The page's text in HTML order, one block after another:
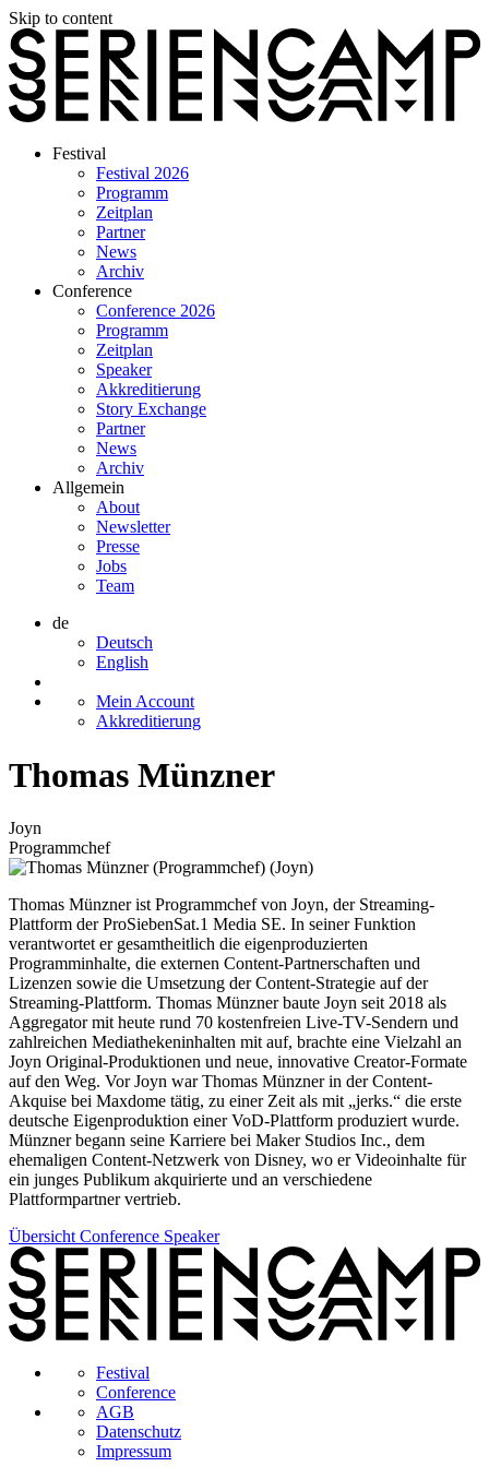
Skip to content
Festival
Festival 2026
Programm
Zeitplan
Partner
News
Archiv
Conference
Conference 2026
Programm
Zeitplan
Speaker
Akkreditierung
Story Exchange
Partner
News
Archiv
Allgemein
About
Newsletter
Presse
Jobs
Team
de
Deutsch
English
Mein Account
Akkreditierung
Thomas Münzner
Joyn
Programmchef
Thomas Münzner ist Programmchef von Joyn, der Streaming-
Plattform der ProSiebenSat.1 Media SE. In seiner Funktion
verantwortet er gesamtheitlich die eigenproduzierten
Programminhalte, die externen Content-Partnerschaften und
Lizenzen sowie die Umsetzung der Content-Strategie auf der
Streaming-Plattform. Thomas Münzner baute Joyn seit 2018 als
Aggregator mit heute rund 70 kostenfreien Live-TV-Sendern und
zahlreichen Mediathekeninhalten mit auf, brachte eine Vielzahl an
Joyn Original-Produktionen und neue, innovative Creator-Formate
auf den Weg. Vor Joyn war Thomas Münzner in der Content-
Akquise bei Maxdome tätig, zu einer Zeit als mit „jerks.“ die erste
deutsche Eigenproduktion einer VoD-Plattform produziert wurde.
Münzner begann seine Karriere bei Maker Studios Inc., dem
ehemaligen Content-Netzwerk von Disney, wo er Videoinhalte für
ein junges Publikum akquirierte und an verschiedene
Plattformpartner vertrieb.
Übersicht Conference Speaker
Festival
Conference
AGB
Datenschutz
Impressum